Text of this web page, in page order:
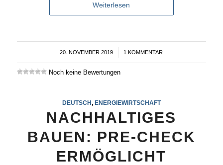
Weiterlesen
20. NOVEMBER 2019
/ 1 KOMMENTAR
Noch keine Bewertungen
DEUTSCH, ENERGIEWIRTSCHAFT
NACHHALTIGES
BAUEN: PRE-CHECK
ERMÖGLICHT